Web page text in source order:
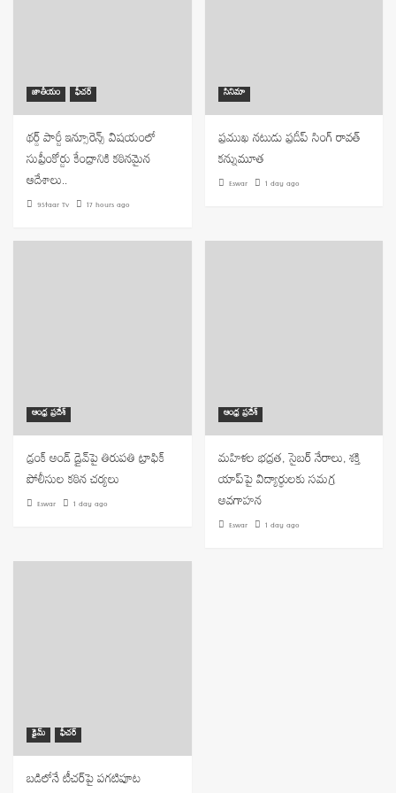
జాతీయం ఫీచర్
థర్డ్ పార్టీ ఇన్సూరెన్స్ విషయంలో
సుప్రీంకోర్టు కేంద్రానికి కఠినమైన
ఆదేశాలు..
9Staar Tv 17 hours ago
సినిమా
ప్రముఖ నటుడు ప్రదీప్ సింగ్ రావత్
కన్నుమూత
Eswar 1 day ago
ఆంధ్ర ప్రదేశ్
డ్రంక్ అండ్ డ్రైవ్‌పై తిరుపతి ట్రాఫిక్
పోలీసుల కఠిన చర్యలు
Eswar 1 day ago
ఆంధ్ర ప్రదేశ్
మహిళల భద్రత, సైబర్ నేరాలు, శక్తి
యాప్‌పై విద్యార్థులకు సమగ్ర
అవగాహన
Eswar 1 day ago
క్రైమ్ ఫీచర్
బడిలోనే టీచర్‌పై పగటిపూట